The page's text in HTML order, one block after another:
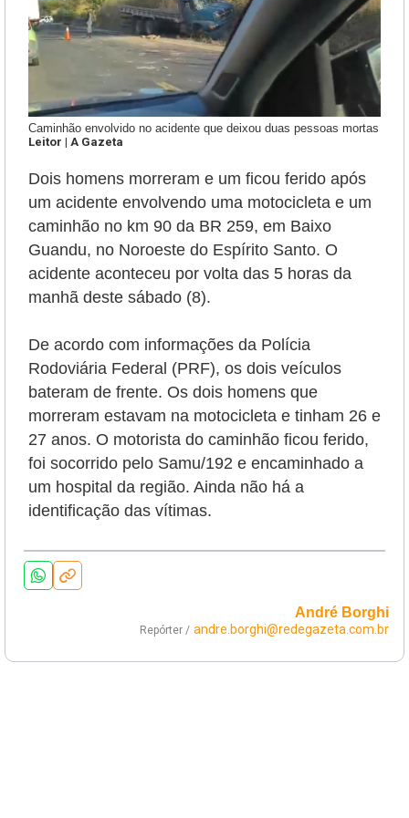
Caminhão envolvido no acidente que deixou duas pessoas mortas
Leitor | A Gazeta
Dois homens morreram e um ficou ferido após
um acidente envolvendo uma motocicleta e um
caminhão no km 90 da BR 259, em Baixo
Guandu, no Noroeste do Espírito Santo. O
acidente aconteceu por volta das 5 horas da
manhã deste sábado (8).
De acordo com informações da Polícia
Rodoviária Federal (PRF), os dois veículos
bateram de frente. Os dois homens que
morreram estavam na motocicleta e tinham 26 e
27 anos. O motorista do caminhão ficou ferido,
foi socorrido pelo Samu/192 e encaminhado a
um hospital da região. Ainda não há a
identificação das vítimas.
André Borghi
Repórter / andre.borghi@redegazeta.com.br